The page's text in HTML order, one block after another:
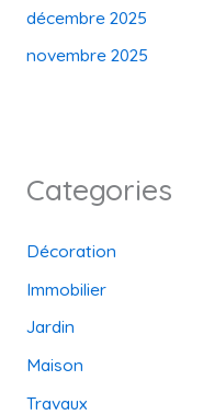
décembre 2025
novembre 2025
Categories
Décoration
Immobilier
Jardin
Maison
Travaux